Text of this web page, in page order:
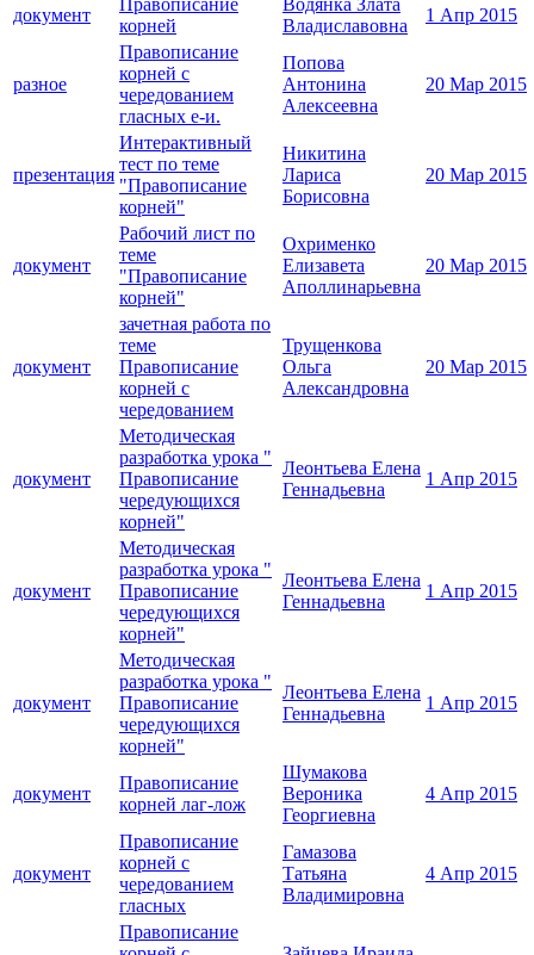
документ
Правописание
корней
Водянка Злата
Владиславовна
1 Апр 2015
разное
Правописание
корней с
чередованием
гласных е-и.
Попова
Антонина
Алексеевна
20 Мар 2015
презентация
Интерактивный
тест по теме
"Правописание
корней"
Никитина
Лариса
Борисовна
20 Мар 2015
документ
Рабочий лист по
теме
"Правописание
корней"
Охрименко
Елизавета
Аполлинарьевна
20 Мар 2015
документ
зачетная работа по
теме
Правописание
корней с
чередованием
Трущенкова
Ольга
Александровна
20 Мар 2015
документ
Методическая
разработка урока "
Правописание
чередующихся
корней"
Леонтьева Елена
Геннадьевна
1 Апр 2015
документ
Методическая
разработка урока "
Правописание
чередующихся
корней"
Леонтьева Елена
Геннадьевна
1 Апр 2015
документ
Методическая
разработка урока "
Правописание
чередующихся
корней"
Леонтьева Елена
Геннадьевна
1 Апр 2015
документ
Правописание
корней лаг-лож
Шумакова
Вероника
Георгиевна
4 Апр 2015
документ
Правописание
корней с
чередованием
гласных
Гамазова
Татьяна
Владимировна
4 Апр 2015
Правописание